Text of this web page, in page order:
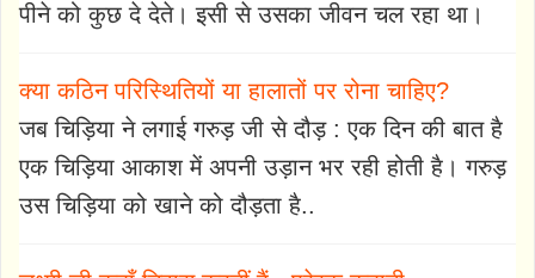
पीने को कुछ दे देते। इसी से उसका जीवन चल रहा था।
क्या कठिन परिस्थितियों या हालातों पर रोना चाहिए?
जब चिड़िया ने लगाई गरुड़ जी से दौड़ : एक दिन की बात है
एक चिड़िया आकाश में अपनी उड़ान भर रही होती है। गरुड़
उस चिड़िया को खाने को दौड़ता है..